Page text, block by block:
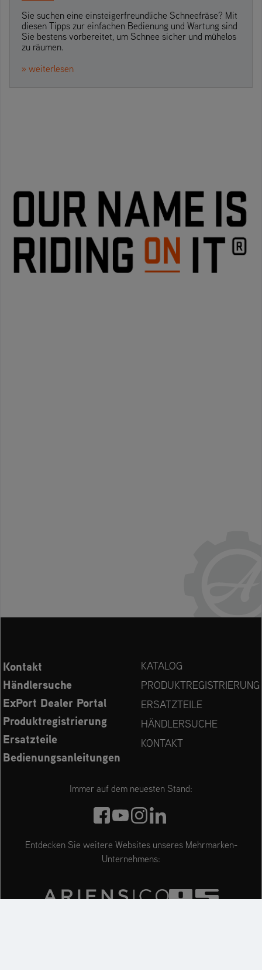
Sie suchen eine einsteigerfreundliche Schneefräse? Mit
diesen Tipps zur einfachen Bedienung und Wartung sind
Sie bestens vorbereitet, um Schnee sicher und mühelos
zu räumen.
» weiterlesen
Kontakt
Händlersuche
ExPort Dealer Portal
Produktregistrierung
Ersatzteile
Bedienungsanleitungen
KATALOG
PRODUKTREGISTRIERUNG
ERSATZTEILE
HÄNDLERSUCHE
KONTAKT
Immer auf dem neuesten Stand:
Entdecken Sie weitere Websites unseres Mehrmarken-
Unternehmens: